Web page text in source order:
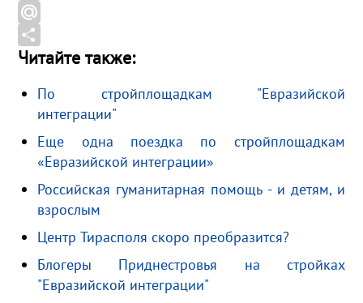
o
o
k
e
g
r
m
n
o
k
a
s
i
i
G
m
a
M
a
R
О
п
а
и
ь
Читайте также:
По стройплощадкам "Евразийской
интеграции"
Еще одна поездка по стройплощадкам
«Евразийской интеграции»
Российская гуманитарная помощь - и детям, и
взрослым
Центр Тирасполя скоро преобразится?
Блогеры Приднестровья на стройках
"Евразийской интеграции"